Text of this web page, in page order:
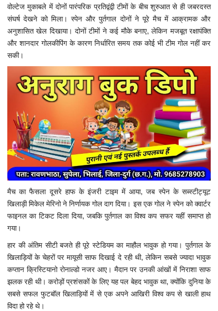
वोल्टेज मुकाबले में दोनों पारंपरिक प्रतिद्वंद्वी टीमों के बीच शुरुआत से ही जबरदस्त
संघर्ष देखने को मिला। स्पेन और पुर्तगाल दोनों ने पूरे मैच में आक्रामक और
अनुशासित खेल दिखाया। दोनों टीमों ने कई मौके बनाए, लेकिन मजबूत रक्षापंक्ति
और शानदार गोलकीपिंग के कारण निर्धारित समय तक कोई भी टीम गोल नहीं कर
सकी।
मैच का फैसला दूसरे हाफ के इंजरी टाइम में आया, जब स्पेन के सब्स्टीट्यूट
खिलाड़ी मिकेल मेरिनो ने निर्णायक गोल दाग दिया। इस एक गोल ने स्पेन को क्वार्टर
फाइनल का टिकट दिला दिया, जबकि पुर्तगाल का विश्व कप सफर यहीं समाप्त हो
गया।
हार की अंतिम सीटी बजते ही पूरे स्टेडियम का माहौल भावुक हो गया। पुर्तगाल के
खिलाड़ियों के चेहरों पर मायूसी साफ दिखाई दे रही थी, लेकिन सबसे ज्यादा भावुक
कप्तान क्रिस्टियानो रोनाल्डो नजर आए। मैदान पर उनकी आंखों में निराशा साफ
झलक रही थी। करोड़ों प्रशंसकों के लिए यह पल बेहद भावुक था, क्योंकि दुनिया के
सबसे सफल फुटबॉल खिलाड़ियों में से एक अपने आखिरी विश्व कप से खाली हाथ
विदा हो रहे थे।